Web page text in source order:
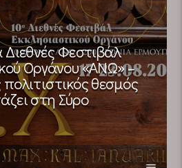
Διεθνές Φεστιβάλ
Οργάνου «ΑΝΩ» –
θεσμός
στη Σύρο​